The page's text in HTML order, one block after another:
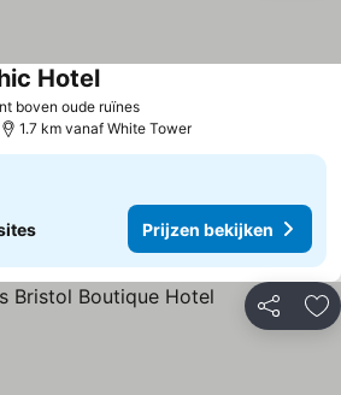
boven oude ruïnes
Hotel
1.7 km vanaf White Tower
Prijzen bekijken
Delen